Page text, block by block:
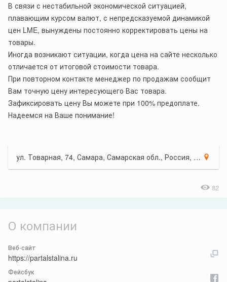
В связи с нестабильной экономической ситуацией,
плавающим курсом валют, с непредсказуемой динамикой
цен LME, вынуждены постоянно корректировать цены на
товары.
Иногда возникают ситуации, когда цена на сайте несколько
отличается от итоговой стоимости товара.
При повторном контакте менеджер по продажам сообщит
Вам точную цену интересующего Вас товара.
Зафиксировать цену Вы можете при 100% предоплате.
Надеемся на Ваше понимание!
ул. Товарная, 74, Самара, Самарская обл., Россия, 443044
82
О компании
Веб-сайт
https://partalstalina.ru
Фейсбук